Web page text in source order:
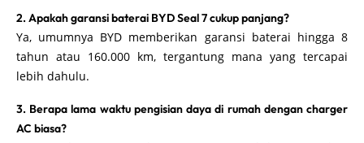
2. Apakah garansi baterai BYD Seal 7 cukup panjang?
Ya, umumnya BYD memberikan garansi baterai hingga 8
tahun atau 160.000 km, tergantung mana yang tercapai
lebih dahulu.
3. Berapa lama waktu pengisian daya di rumah dengan charger
AC biasa?